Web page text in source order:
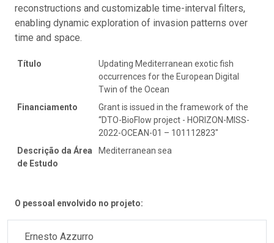
reconstructions and customizable time-interval filters,
enabling dynamic exploration of invasion patterns over
time and space.
Título
Updating Mediterranean exotic fish
occurrences for the European Digital
Twin of the Ocean
Financiamento
Grant is issued in the framework of the
“DTO-BioFlow project - HORIZON-MISS-
2022-OCEAN-01 – 101112823"
Descrição da Área
de Estudo
Mediterranean sea
O pessoal envolvido no projeto:
Ernesto Azzurro